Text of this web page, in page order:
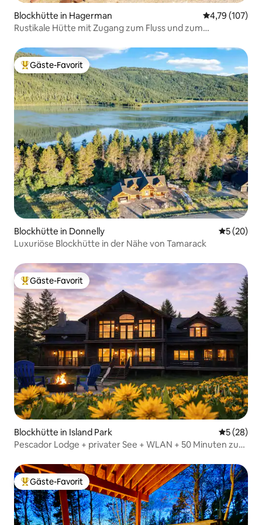
Blockhütte in Hagerman
4,79 (107)
Rustikale Hütte mit Zugang zum Fluss und zum
Beliebter Gäste-Favorit.
Gäste-Favorit
Blockhütte in Donnelly
5 (20)
Luxuriöse Blockhütte in der Nähe von Tamarack
Beliebter Gäste-Favorit.
Gäste-Favorit
Blockhütte in Island Park
5 (28)
Pescador Lodge + privater See + WLAN + 50 Minuten zum
Beliebter Gäste-Favorit.
Gäste-Favorit